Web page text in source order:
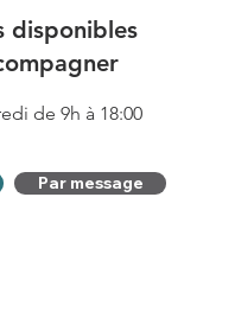
disponibles
de 9h à 18:00
Par message